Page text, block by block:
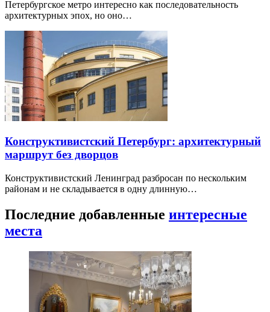
Петербургское метро интересно как последовательность
архитектурных эпох, но оно…
Конструктивистский Петербург: архитектурный
маршрут без дворцов
Конструктивистский Ленинград разбросан по нескольким
районам и не складывается в одну длинную…
Последние добавленные интересные
места